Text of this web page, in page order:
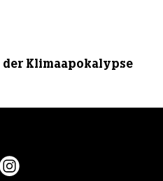
Klimaapokalypse